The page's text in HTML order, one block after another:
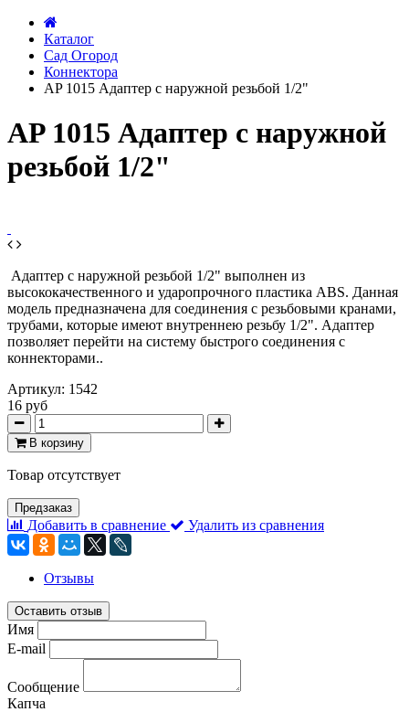
Каталог
Сад Огород
Коннектора
AP 1015 Адаптер с наружной резьбой 1/2"
AP 1015 Адаптер с наружной
резьбой 1/2"
Адаптер с наружной резьбой 1/2" выполнен из
высококачественного и ударопрочного пластика ABS. Данная
модель предназначена для соединения с резьбовыми кранами,
трубами, которые имеют внутреннею резьбу 1/2". Адаптер
позволяет перейти на систему быстрого соединения с
коннекторами..
Артикул: 1542
16 руб
В корзину
Товар отсутствует
Предзаказ
Добавить в сравнение Удалить из сравнения
Отзывы
Оставить отзыв
Имя
E-mail
Сообщение
Капча